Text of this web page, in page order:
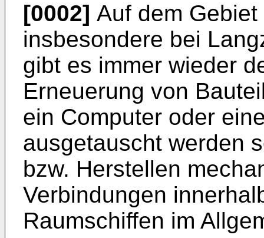
[0002] Auf dem
insbesondere bei
gibt es immer wieder
Erneuerung von
ein Computer oder
ausgetauscht werden
bzw. Herstellen
Verbindungen
Raumschiffen im